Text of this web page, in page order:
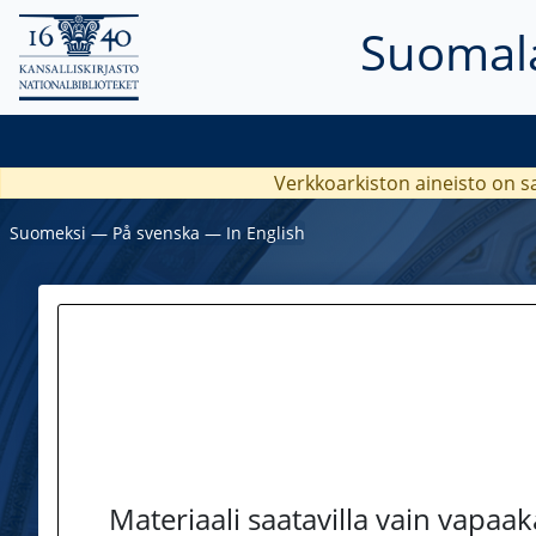
Verkkoarkiston aineisto on
Suomeksi ― På svenska ― In English
Materiaali saatavilla vain